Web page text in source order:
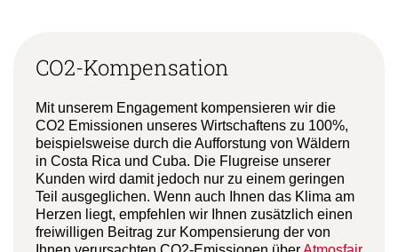
CO2-Kompensation
Mit unserem Engagement kompensieren wir die
CO2 Emissionen unseres Wirtschaftens zu 100%,
beispielsweise durch die Aufforstung von Wäldern
in Costa Rica und Cuba. Die Flugreise unserer
Kunden wird damit jedoch nur zu einem geringen
Teil ausgeglichen. Wenn auch Ihnen das Klima am
Herzen liegt, empfehlen wir Ihnen zusätzlich einen
freiwilligen Beitrag zur Kompensierung der von